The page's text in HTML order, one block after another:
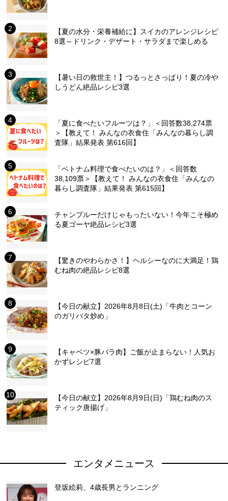
【夏の水分・栄養補給に】スイカのアレンジレシピ
8選～ドリンク・デザート・サラダまで楽しめる
【暑い日の救世主！】つるっとさっぱり！夏の冷や
しうどん絶品レシピ3選
「夏に食べたいフルーツは？」＜回答数38,274票
＞【教えて！ みんなの衣食住「みんなの暮らし調
査隊」結果発表 第616回】
「ベトナム料理で食べたいのは？」＜回答数
38,109票＞【教えて！ みんなの衣食住「みんなの
暮らし調査隊」結果発表 第615回】
チャンプルーだけじゃもったいない！今年こそ極め
る夏ゴーヤ絶品レシピ3選
【驚きのやわらかさ！】ヘルシーなのに大満足！鶏
むね肉の絶品レシピ8選
【今日の献立】2026年8月8日(土)「牛肉とコーン
のガリバタ炒め」
【キャベツ×豚バラ肉】ご飯が止まらない！人気お
かずレシピ7選
【今日の献立】2026年8月9日(日)「鶏むね肉のス
ティック唐揚げ」
エンタメニュース
登坂絵莉、4歳長男とランニング